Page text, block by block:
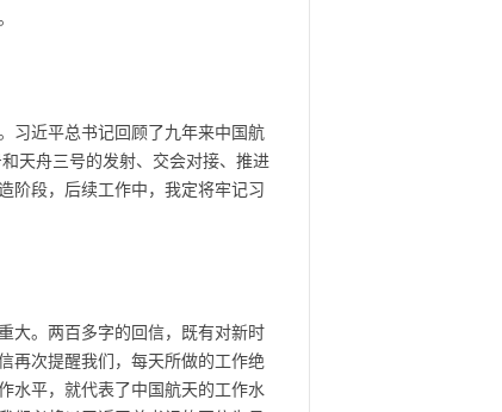
习近平总书记回顾了九年来中国航
天舟三号的发射、交会对接、推进
阶段，后续工作中，我定将牢记习
大。两百多字的回信，既有对新时
再次提醒我们，每天所做的工作绝
水平，就代表了中国航天的工作水